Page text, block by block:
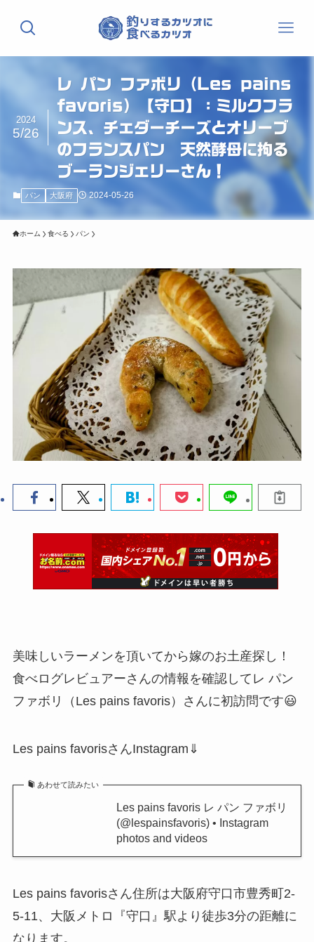
レ パン ファボリ（Les pains
favoris）【守口】：ミルクフラ
ンス、チェダーチーズとオリーブ
のフランスパン 天然酵母に拘る
ブーランジェリーさん！
2024
5/26
パン 大阪府 2024-05-26
ホーム 食べる パン
美味しいラーメンを頂いてから嫁のお土産探し！
食べログレビュアーさんの情報を確認してレ パン
ファボリ（Les pains favoris）さんに初訪問です😃
Les pains favorisさんInstagram⇓
あわせて読みたい
Les pains favoris レ パン ファボリ
(@lespainsfavoris) • Instagram
photos and videos
Les pains favorisさん住所は大阪府守口市豊秀町2-
5-11、大阪メトロ『守口』駅より徒歩3分の距離に
なります。